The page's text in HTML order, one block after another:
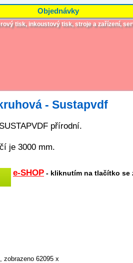
Objednávky
tisk, inkoustový tisk, stroje a zařízení,
- Sustapvdf
přírodní.
je 3000 mm.
e-SHOP - kliknutím na tlačítko se
zobrazeno 62095 x